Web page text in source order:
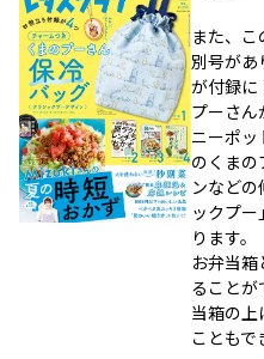
また、
別号があ
が付録に
プーさん
ニーポッ
のくまの
ンなど
ックプ
ります。
お弁当
ることが
当箱の上
こともで